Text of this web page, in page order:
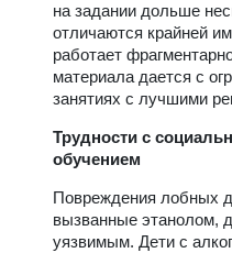
на задании дольше
отличаются крайней
работает
материала дается с
занятиях с лучшими
Трудности с
обучением
Повреждения лобных
вызванные этанолом,
уязвимым. Дети с